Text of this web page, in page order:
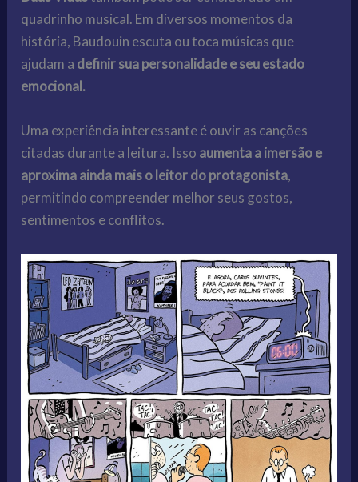
quadrinho musical. Em diversos momentos da
história, Baudouin escuta ou toca músicas que
ajudam a definir sua personalidade e seu estado
emocional.
Uma experiência interessante é ouvir as canções
citadas durante a leitura. Isso aumenta a imersão e
aproxima ainda mais o leitor do protagonista,
permitindo compreender melhor seus gostos,
sentimentos e conflitos.